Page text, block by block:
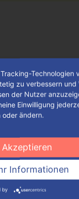
dich gibt!“
nicht für eine
Mitmenschen
Ausdruck bringen.
Technologien
zu verbessern und
der Nutzer
Einwilligung
ändern.
Akzeptieren
Informationen
by